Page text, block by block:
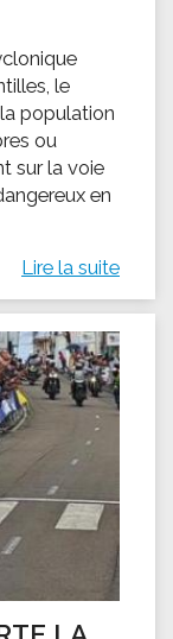
le
population
ou
sur la voie
en
Lire la suite